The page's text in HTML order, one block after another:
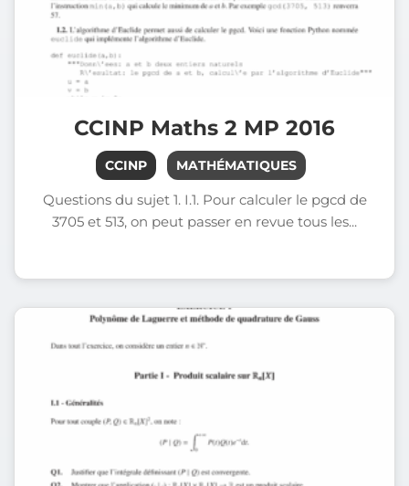
CCINP Maths 2 MP 2016
CCINP MATHÉMATIQUES
Questions du sujet 1. I.1. Pour calculer le pgcd de
3705 et 513, on peut passer en revue tous les...